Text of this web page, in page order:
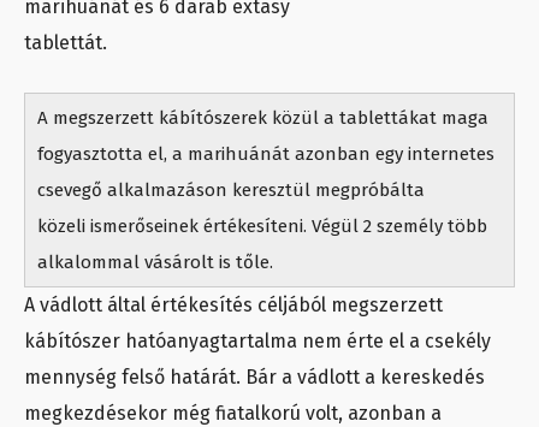
marihuánát és 6 darab extasy
tablettát.
A megszerzett kábítószerek közül a tablettákat maga
fogyasztotta el, a marihuánát azonban egy internetes
csevegő alkalmazáson keresztül megpróbálta
közeli ismerőseinek értékesíteni. Végül 2 személy több
alkalommal vásárolt is tőle.
A vádlott által értékesítés céljából megszerzett
kábítószer hatóanyagtartalma nem érte el a csekély
mennység felső határát. Bár a vádlott a kereskedés
megkezdésekor még fiatalkorú volt, azonban a